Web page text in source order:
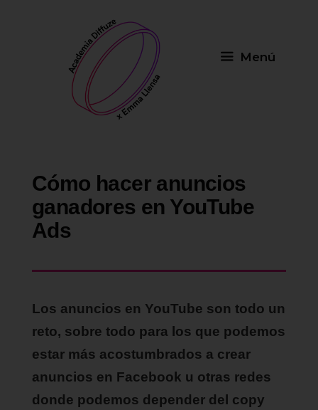
Menú
Cómo hacer anuncios
ganadores en YouTube
Ads
Los anuncios en YouTube son todo un
reto, sobre todo para los que podemos
estar más acostumbrados a crear
anuncios en Facebook u otras redes
donde podemos depender del copy